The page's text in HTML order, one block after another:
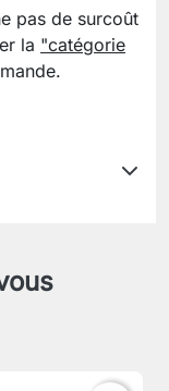
pas de surcoût
la "catégorie